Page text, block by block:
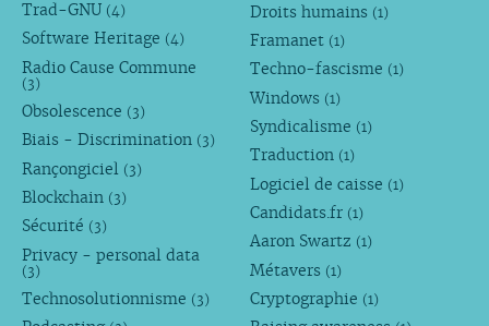
Trad-GNU (4)
Software Heritage (4)
Radio Cause Commune
(3)
Obsolescence (3)
Biais - Discrimination (3)
Rançongiciel (3)
Blockchain (3)
Sécurité (3)
Privacy - personal data
(3)
Technosolutionnisme (3)
Droits humains (1)
Framanet (1)
Techno-fascisme (1)
Windows (1)
Syndicalisme (1)
Traduction (1)
Logiciel de caisse (1)
Candidats.fr (1)
Aaron Swartz (1)
Métavers (1)
Cryptographie (1)